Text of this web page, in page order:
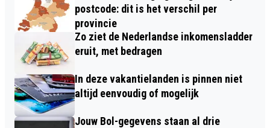
postcode: dit is het verschil per
provincie
Zo ziet de Nederlandse inkomensladder
eruit, met bedragen
In deze vakantielanden is pinnen niet
altijd eenvoudig of mogelijk
Jouw Bol-gegevens staan al drie